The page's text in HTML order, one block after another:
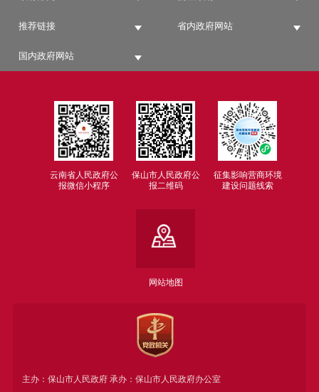
推荐链接 省内政府网站
国内政府网站
云南省人民政府公
报微信小程序
保山市人民政府公
报二维码
征集影响营商环境
建设问题线索
网站地图
主办：保山市人民政府 承办：保山市人民政府办公室